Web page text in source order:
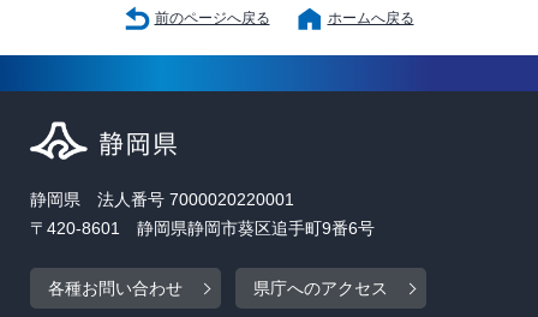
前のページへ戻る ホームへ戻る
静岡県 法人番号 7000020220001
〒420-8601 静岡県静岡市葵区追手町9番6号
各種お問い合わせ 県庁へのアクセス